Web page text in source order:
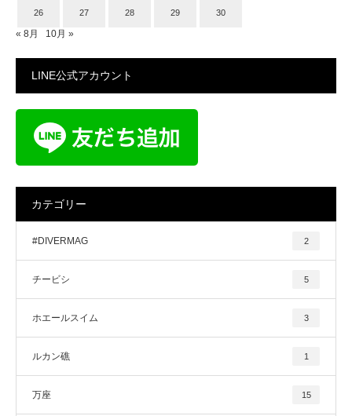
26 27 28 29 30
« 8月 10月 »
LINE公式アカウント
カテゴリー
#DIVERMAG 2
チービシ 5
ホエールスイム 3
ルカン礁 1
万座 15